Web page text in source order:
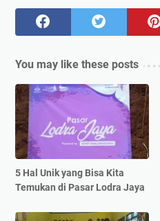
You may like these posts
5 Hal Unik yang Bisa Kita
Temukan di Pasar Lodra Jaya